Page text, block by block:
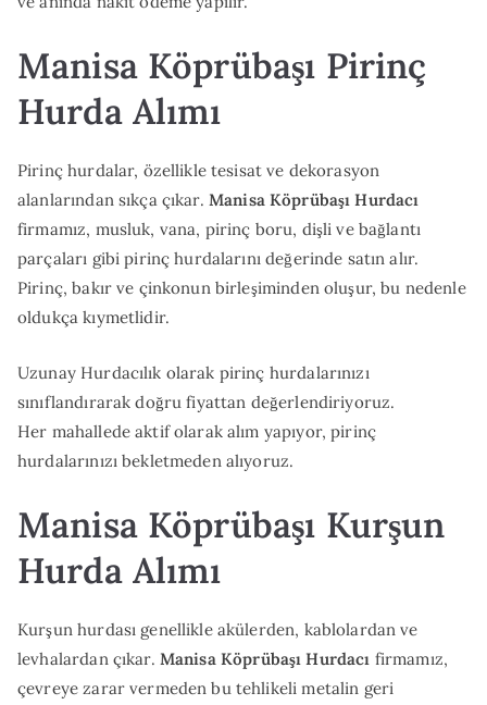
Manisa Köprübaşı Pirinç
Hurda Alımı
Pirinç hurdalar, özellikle tesisat ve dekorasyon
alanlarından sıkça çıkar. Manisa Köprübaşı Hurdacı
firmamız, musluk, vana, pirinç boru, dişli ve bağlantı
parçaları gibi pirinç hurdalarını değerinde satın alır.
Pirinç, bakır ve çinkonun birleşiminden oluşur, bu nedenle
oldukça kıymetlidir.
Uzunay Hurdacılık olarak pirinç hurdalarınızı
sınıflandırarak doğru fiyattan değerlendiriyoruz.
Her mahallede aktif olarak alım yapıyor, pirinç
hurdalarınızı bekletmeden alıyoruz.
Manisa Köprübaşı Kurşun
Hurda Alımı
Kurşun hurdası genellikle akülerden, kablolardan ve
levhalardan çıkar. Manisa Köprübaşı Hurdacı firmamız,
çevreye zarar vermeden bu tehlikeli metalin geri